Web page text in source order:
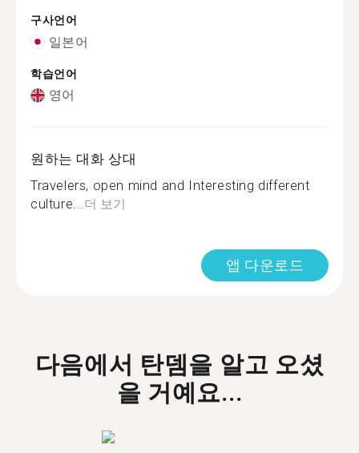
구사언어
일본어
학습언어
영어
원하는 대화 상대
Travelers, open mind and Interesting different
culture...더 보기
앱 다운로드
다음에서 탄뎀을 알고 오셨
을 거예요...